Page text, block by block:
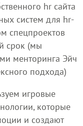
hr сайта
систем для hr-
спецпроектов
срок (мы
менторинга Эйч
подхода)
игровые
которые
и создают